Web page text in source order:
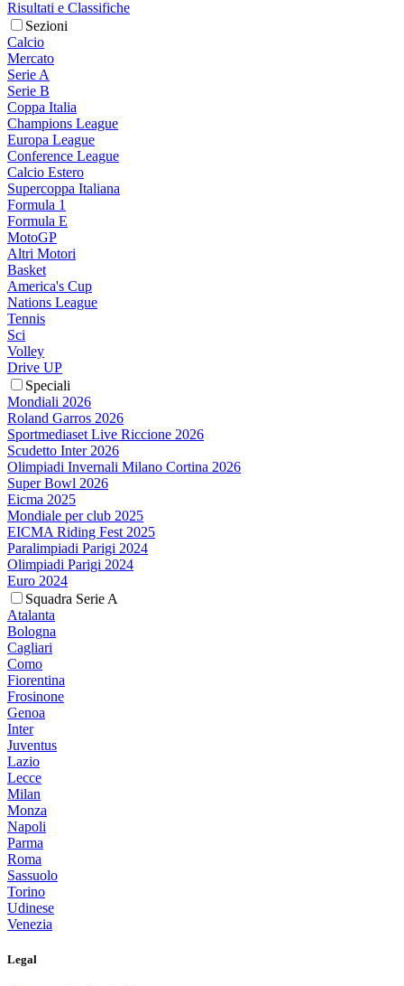
Risultati e Classifiche
Sezioni
Calcio
Mercato
Serie A
Serie B
Coppa Italia
Champions League
Europa League
Conference League
Calcio Estero
Supercoppa Italiana
Formula 1
Formula E
MotoGP
Altri Motori
Basket
America's Cup
Nations League
Tennis
Sci
Volley
Drive UP
Speciali
Mondiali 2026
Roland Garros 2026
Sportmediaset Live Riccione 2026
Scudetto Inter 2026
Olimpiadi Invernali Milano Cortina 2026
Super Bowl 2026
Eicma 2025
Mondiale per club 2025
EICMA Riding Fest 2025
Paralimpiadi Parigi 2024
Olimpiadi Parigi 2024
Euro 2024
Squadra Serie A
Atalanta
Bologna
Cagliari
Como
Fiorentina
Frosinone
Genoa
Inter
Juventus
Lazio
Lecce
Milan
Monza
Napoli
Parma
Roma
Sassuolo
Torino
Udinese
Venezia
Legal